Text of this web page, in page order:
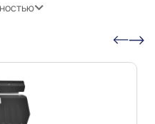
во время
снег, грязь,
деформацию или
его жизнь и жизнь